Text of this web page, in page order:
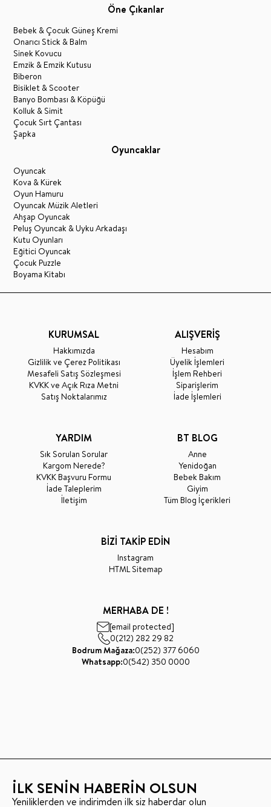
Öne Çıkanlar
Bebek & Çocuk Güneş Kremi
Onarıcı Stick & Balm
Sinek Kovucu
Emzik & Emzik Kutusu
Biberon
Bisiklet & Scooter
Banyo Bombası & Köpüğü
Kolluk & Simit
Çocuk Sırt Çantası
Şapka
Oyuncaklar
Oyuncak
Kova & Kürek
Oyun Hamuru
Oyuncak Müzik Aletleri
Ahşap Oyuncak
Peluş Oyuncak & Uyku Arkadaşı
Kutu Oyunları
Eğitici Oyuncak
Çocuk Puzzle
Boyama Kitabı
KURUMSAL
Hakkımızda
Gizlilik ve Çerez Politikası
Mesafeli Satış Sözleşmesi
KVKK ve Açık Rıza Metni
Satış Noktalarımız
ALIŞVERİŞ
Hesabım
Üyelik İşlemleri
İşlem Rehberi
Siparişlerim
İade İşlemleri
YARDIM
Sık Sorulan Sorular
Kargom Nerede?
KVKK Başvuru Formu
İade Taleplerim
İletişim
BT BLOG
Anne
Yenidoğan
Bebek Bakım
Giyim
Tüm Blog İçerikleri
BİZİ TAKİP EDİN
Instagram
HTML Sitemap
MERHABA DE !
[email protected]
0(212) 282 29 82
Bodrum Mağaza:0(252) 377 6060
Whatsapp:0(542) 350 0000
İLK SENİN HABERİN OLSUN
Yeniliklerden ve indirimden ilk siz haberdar olun